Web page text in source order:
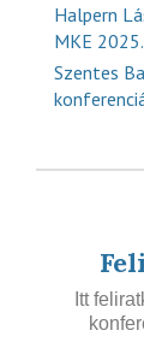
Halpern
MKE
Szentes
Itt